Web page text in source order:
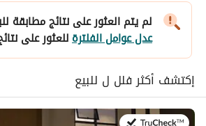
لم يتم العثور على نتائج مطابقة
عدل عوامل الفلترةللعثور على
إكتشف أكثر فلل ل للبيع
في:26 يوليو 2026